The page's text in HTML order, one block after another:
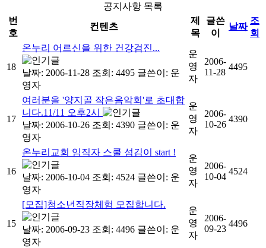
공지사항 목록
번
호
컨텐츠
제
목
글쓴
이
날짜
조
회
18
온누리 어르신을 위한 건강검진...
날짜: 2006-11-28 조회: 4495 글쓴이: 운
영자
운
영
자
2006-
11-28
4495
17
여러분을 '양지골 작은음악회'로 초대합
니다.11/11 오후2시
날짜: 2006-10-26 조회: 4390 글쓴이: 운
영자
운
영
자
2006-
10-26
4390
16
온누리교회 임직자 스쿨 섬김이 start !
날짜: 2006-10-04 조회: 4524 글쓴이: 운
영자
운
영
자
2006-
10-04
4524
15
[모집]청소년직장체험 모집합니다.
날짜: 2006-09-23 조회: 4496 글쓴이: 운
영자
운
영
자
2006-
09-23
4496